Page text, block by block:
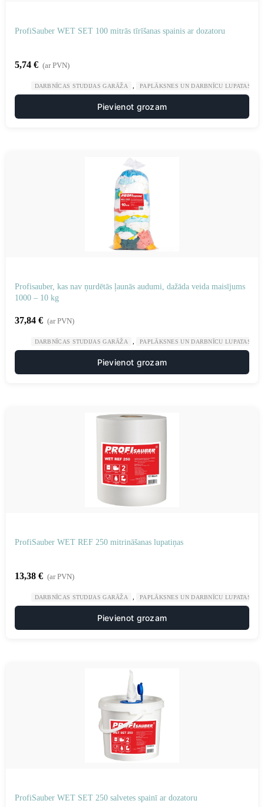
ProfiSauber WET SET 100 mitrās tīrīšanas spainis ar dozatoru
5,74 € (ar PVN)
DARBNĪCAS STUDIJAS GARĀŽA PAPLĀKSNES UN DARBNĪCU LUPATAS
Pievienot grozam
Profisauber, kas nav ņurdētās ļaunās audumi, dažāda veida maisījums
1000 – 10 kg
37,84 € (ar PVN)
DARBNĪCAS STUDIJAS GARĀŽA PAPLĀKSNES UN DARBNĪCU LUPATAS
Pievienot grozam
ProfiSauber WET REF 250 mitrināšanas lupatiņas
13,38 € (ar PVN)
DARBNĪCAS STUDIJAS GARĀŽA PAPLĀKSNES UN DARBNĪCU LUPATAS
Pievienot grozam
ProfiSauber WET SET 250 salvetes spainī ar dozatoru